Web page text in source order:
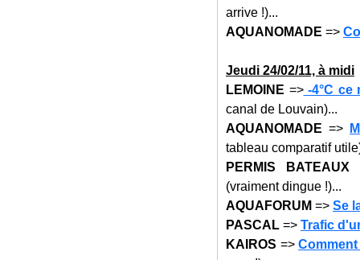
arrive !)...
AQUANOMADE =>
Jeudi 24/02/11, à midi
LEMOINE =>-4°C ce
canal de Louvain)...
AQUANOMADE =>
tableau comparatif
PERMIS BATEAUX
(vraiment dingue !)...
AQUAFORUM => Se
PASCAL => Trafic
KAIROS =>